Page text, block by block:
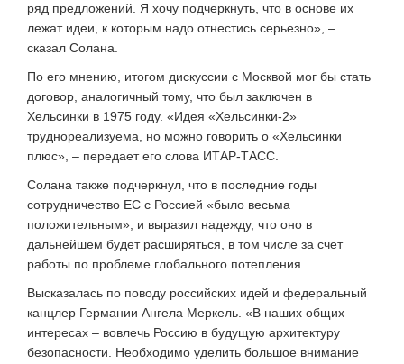
ряд предложений. Я хочу подчеркнуть, что в основе их
лежат идеи, к которым надо отнестись серьезно», –
сказал Солана.
По его мнению, итогом дискуссии с Москвой мог бы стать
договор, аналогичный тому, что был заключен в
Хельсинки в 1975 году. «Идея «Хельсинки-2»
труднореализуема, но можно говорить о «Хельсинки
плюс», – передает его слова ИТАР-ТАСС.
Солана также подчеркнул, что в последние годы
сотрудничество ЕС с Россией «было весьма
положительным», и выразил надежду, что оно в
дальнейшем будет расширяться, в том числе за счет
работы по проблеме глобального потепления.
Высказалась по поводу российских идей и федеральный
канцлер Германии Ангела Меркель. «В наших общих
интересах – вовлечь Россию в будущую архитектуру
безопасности. Необходимо уделить большое внимание